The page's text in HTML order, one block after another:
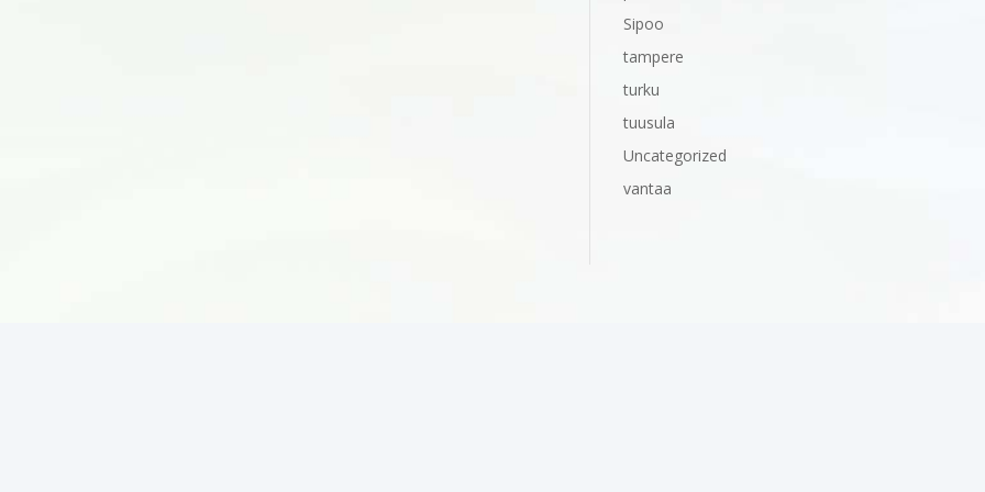
Sipoo
tampere
turku
tuusula
Uncategorized
vantaa